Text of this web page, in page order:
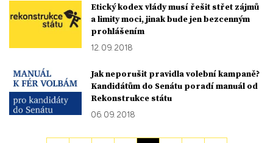
Etický kodex vlády musí řešit střet zájmů
a limity moci, jinak bude jen bezcenným
prohlášením
12. 09. 2018
Jak neporušit pravidla volební kampaně?
Kandidátům do Senátu poradí manuál od
Rekonstrukce státu
06. 09. 2018